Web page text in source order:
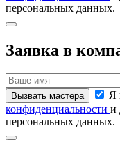
персональных данных.
Заявка в
Я
конфиденциальности и
персональных данных.